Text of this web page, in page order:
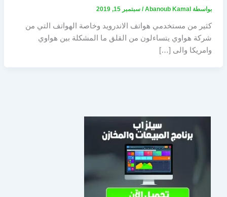
بواسطة Abanoub Kamal
/ سبتمبر 15, 2019
كثير من مستخدمي هواتف الاندرويد وخاصة الهواتف التي من
شركة هواوي يتساءلون من القلق ما المشكلة بين هواوي
وامريكا والى […]